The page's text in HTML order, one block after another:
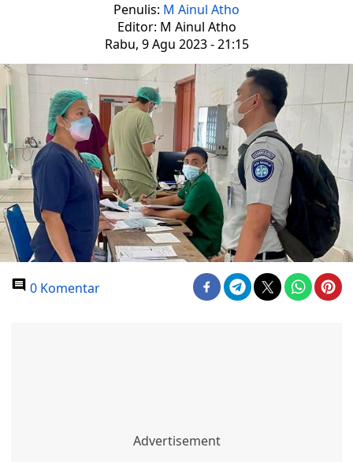
Penulis: M Ainul Atho
Editor: M Ainul Atho
Rabu, 9 Agu 2023 - 21:15
0 Komentar